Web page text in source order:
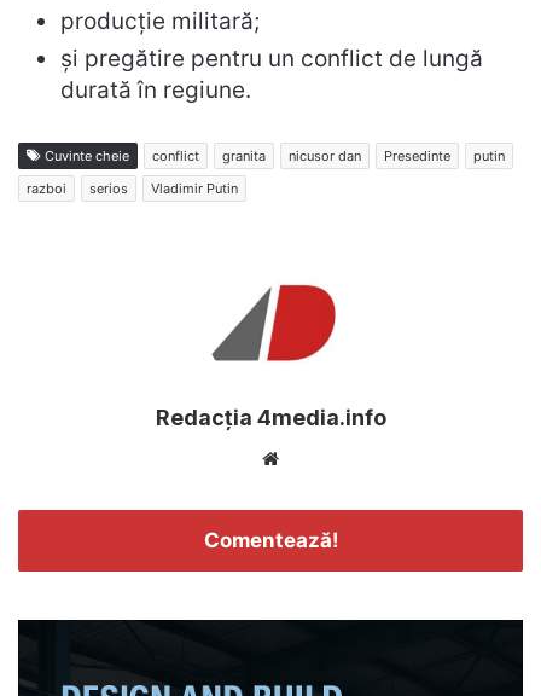
producție militară;
și pregătire pentru un conflict de lungă
durată în regiune.
Cuvinte cheie conflict granita nicusor dan Presedinte
putin
razboi
serios Vladimir Putin
Redacția 4media.info
Comentează!